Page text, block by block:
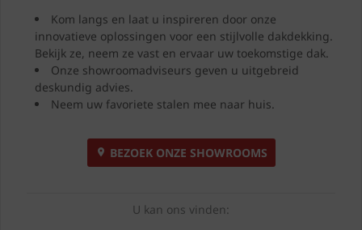
Kom langs en laat u inspireren door onze
innovatieve oplossingen voor een stijlvolle dakdekking.
Bekijk ze, neem ze vast en ervaar uw toekomstige dak.
Onze showroomadviseurs geven u uitgebreid
deskundig advies.
Neem uw favoriete stalen mee naar huis.
BEZOEK ONZE SHOWROOMS
U kan ons vinden: